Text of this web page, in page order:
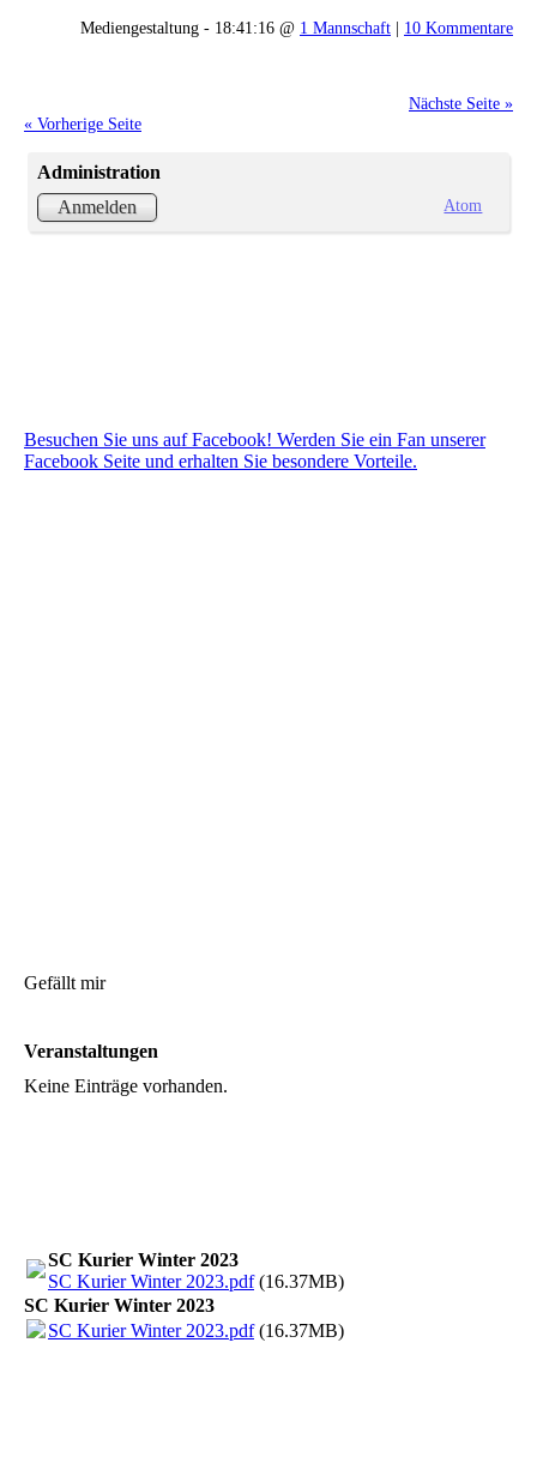
Mediengestaltung - 18:41:16 @ 1 Mannschaft | 10 Kommentare
Nächste Seite »
« Vorherige Seite
Administration
Anmelden
Atom
Besuchen Sie uns auf Facebook! Werden Sie ein Fan unserer
Facebook Seite und erhalten Sie besondere Vorteile.
Gefällt mir
Veranstaltungen
Keine Einträge vorhanden.
SC Kurier Winter 2023
SC Kurier Winter 2023.pdf(16.37MB)
SC Kurier Winter 2023
SC Kurier Winter 2023.pdf(16.37MB)